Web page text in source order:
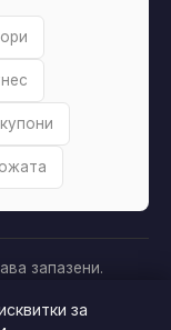
запазени.
е независим и
Когато купите
за